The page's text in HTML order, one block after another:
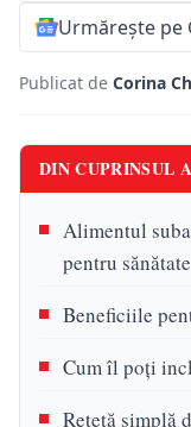
Urmărește pe
Publicat de Corina
DIN CUPRINSUL
Alimentul
pentru sănătate
Beneficiile
Cum îl poți
Rețetă simplă